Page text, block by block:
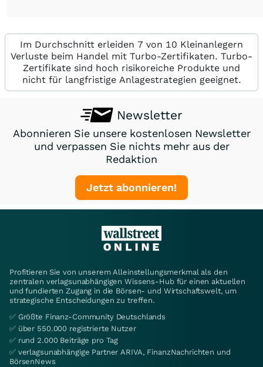
Im Durchschnitt erleiden 7 von 10 Kleinanlegern
Verluste beim Handel mit Turbo-Zertifikaten. Turbo-
Zertifikate sind hoch risikoreiche Produkte und
nicht für langfristige Anlagestrategien geeignet.
Newsletter
Abonnieren Sie unsere kostenlosen Newsletter
und verpassen Sie nichts mehr aus der
Redaktion
Jetzt abonnieren!
Profitieren Sie von unserem Alleinstellungsmerkmal als den
zentralen verlagsunabhängigen Wissens-Hub für einen aktuellen
und fundierten Zugang in die Börsen- und Wirtschaftswelt, um
strategische Entscheidungen zu treffen.
✅ Größte Finanz-Community Deutschlands
✅ über 550.000 registrierte Nutzer
✅ rund 2.000 Beiträge pro Tag
✅ verlagsunabhängige Partner ARIVA, FinanzNachrichten und
BörsenNews